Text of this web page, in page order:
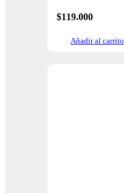
$119.000
Añadir al carrito